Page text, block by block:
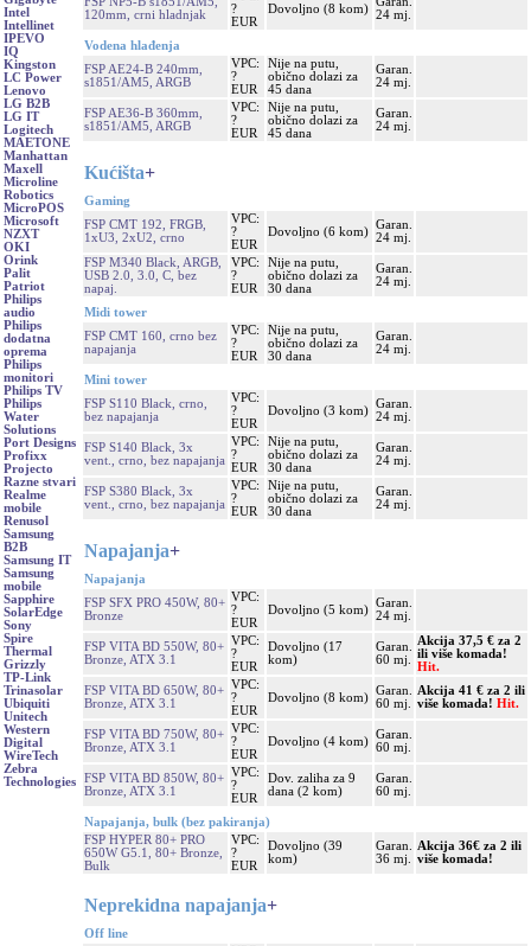
Intel
Intellinet
IPEVO
IQ
Kingston
LC Power
Lenovo
LG B2B
LG IT
Logitech
MAETONE
Manhattan
Maxell
Microline
Robotics
MicroPOS
Microsoft
NZXT
OKI
Orink
Palit
Patriot
Philips
audio
Philips
dodatna
oprema
Philips
monitori
Philips TV
Philips
Water
Solutions
Port Designs
Profixx
Projecto
Razne stvari
Realme
mobile
Renusol
Samsung
B2B
Samsung IT
Samsung
mobile
Sapphire
SolarEdge
Sony
Spire
Thermal
Grizzly
TP-Link
Trinasolar
Ubiquiti
Unitech
Western
Digital
WireTech
Zebra
Technologies
120mm, crni hladnjak
?
EUR
Dovoljno (8 kom) 24 mj.
Vodena hlađenja
FSP AE24-B 240mm,
s1851/AM5, ARGB
VPC:
?
EUR
Nije na putu,
obično dolazi za
45 dana
Garan.
24 mj.
FSP AE36-B 360mm,
s1851/AM5, ARGB
VPC:
?
EUR
Nije na putu,
obično dolazi za
45 dana
Garan.
24 mj.
Kućišta+
Gaming
FSP CMT 192, FRGB,
1xU3, 2xU2, crno
VPC:
?
EUR
Dovoljno (6 kom)
Garan.
24 mj.
FSP M340 Black, ARGB,
USB 2.0, 3.0, C, bez
napaj.
VPC:
?
EUR
Nije na putu,
obično dolazi za
30 dana
Garan.
24 mj.
Midi tower
FSP CMT 160, crno bez
napajanja
VPC:
?
EUR
Nije na putu,
obično dolazi za
30 dana
Garan.
24 mj.
Mini tower
FSP S110 Black, crno,
bez napajanja
VPC:
?
EUR
Dovoljno (3 kom)
Garan.
24 mj.
FSP S140 Black, 3x
vent., crno, bez napajanja
VPC:
?
EUR
Nije na putu,
obično dolazi za
30 dana
Garan.
24 mj.
FSP S380 Black, 3x
vent., crno, bez napajanja
VPC:
?
EUR
Nije na putu,
obično dolazi za
30 dana
Garan.
24 mj.
Napajanja+
Napajanja
FSP SFX PRO 450W, 80+
Bronze
VPC:
?
EUR
Dovoljno (5 kom)
Garan.
24 mj.
FSP VITA BD 550W, 80+
Bronze, ATX 3.1
VPC:
?
EUR
Dovoljno (17
kom)
Garan.
60 mj.
Akcija 37,5 € za 2
ili više komada!
Hit.
FSP VITA BD 650W, 80+
Bronze, ATX 3.1
VPC:
?
EUR
Dovoljno (8 kom)
Garan.
60 mj.
Akcija 41 € za 2 ili
više komada! Hit.
FSP VITA BD 750W, 80+
Bronze, ATX 3.1
VPC:
?
EUR
Dovoljno (4 kom)
Garan.
60 mj.
FSP VITA BD 850W, 80+
Bronze, ATX 3.1
VPC:
?
EUR
Dov. zaliha za 9
dana (2 kom)
Garan.
60 mj.
Napajanja, bulk (bez pakiranja)
FSP HYPER 80+ PRO
650W G5.1, 80+ Bronze,
Bulk
VPC:
?
EUR
Dovoljno (39
kom)
Garan.
36 mj.
Akcija 36€ za 2 ili
više komada!
Neprekidna napajanja+
Off line